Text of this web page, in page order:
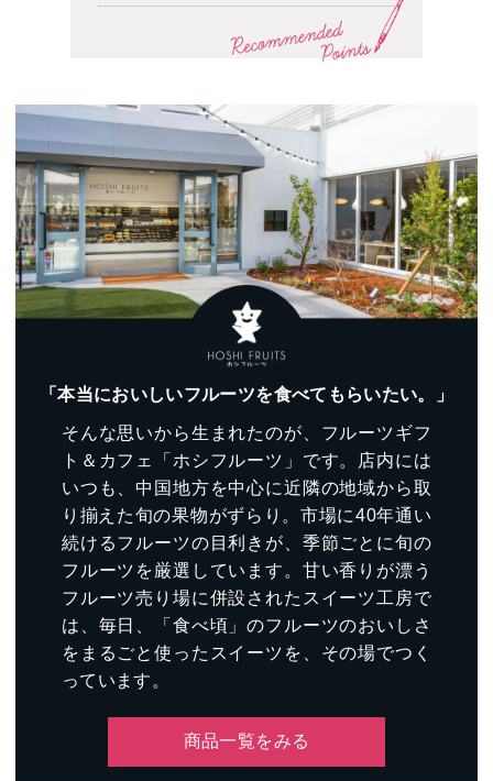
「本当においしいフルーツを食べてもらいたい。」
そんな思いから生まれたのが、フルーツギフ
ト＆カフェ「ホシフルーツ」です。店内には
いつも、中国地方を中心に近隣の地域から取
り揃えた旬の果物がずらり。市場に40年通い
続けるフルーツの目利きが、季節ごとに旬の
フルーツを厳選しています。甘い香りが漂う
フルーツ売り場に併設されたスイーツ工房で
は、毎日、「食べ頃」のフルーツのおいしさ
をまるごと使ったスイーツを、その場でつく
っています。
商品一覧をみる